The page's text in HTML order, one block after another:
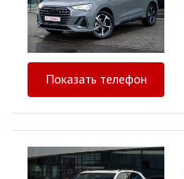
Показать телефон